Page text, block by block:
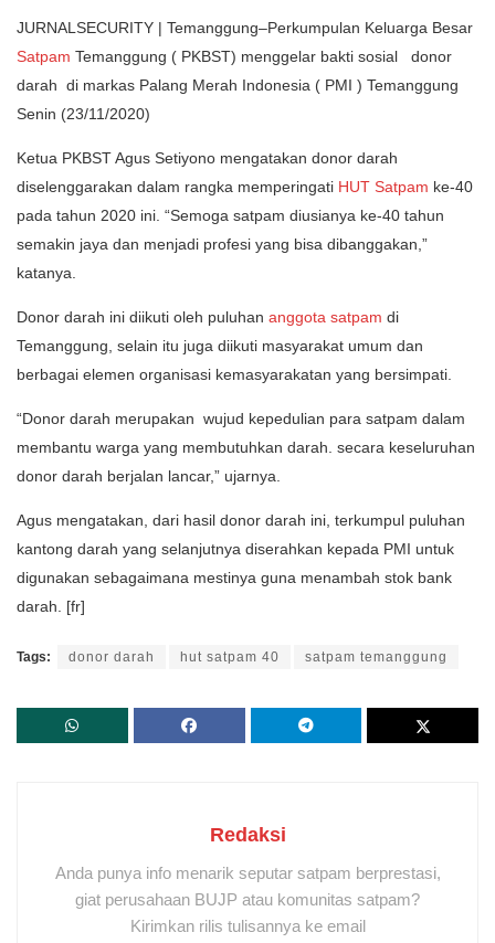
JURNALSECURITY | Temanggung–Perkumpulan Keluarga Besar
Satpam Temanggung ( PKBST) menggelar bakti sosial donor
darah di markas Palang Merah Indonesia ( PMI ) Temanggung
Senin (23/11/2020)
Ketua PKBST Agus Setiyono mengatakan donor darah
diselenggarakan dalam rangka memperingati HUT Satpam ke-40
pada tahun 2020 ini. “Semoga satpam diusianya ke-40 tahun
semakin jaya dan menjadi profesi yang bisa dibanggakan,”
katanya.
Donor darah ini diikuti oleh puluhan anggota satpam di
Temanggung, selain itu juga diikuti masyarakat umum dan
berbagai elemen organisasi kemasyarakatan yang bersimpati.
“Donor darah merupakan wujud kepedulian para satpam dalam
membantu warga yang membutuhkan darah. secara keseluruhan
donor darah berjalan lancar,” ujarnya.
Agus mengatakan, dari hasil donor darah ini, terkumpul puluhan
kantong darah yang selanjutnya diserahkan kepada PMI untuk
digunakan sebagaimana mestinya guna menambah stok bank
darah. [fr]
Tags: donor darah hut satpam 40 satpam temanggung
Redaksi
Anda punya info menarik seputar satpam berprestasi,
giat perusahaan BUJP atau komunitas satpam?
Kirimkan rilis tulisannya ke email